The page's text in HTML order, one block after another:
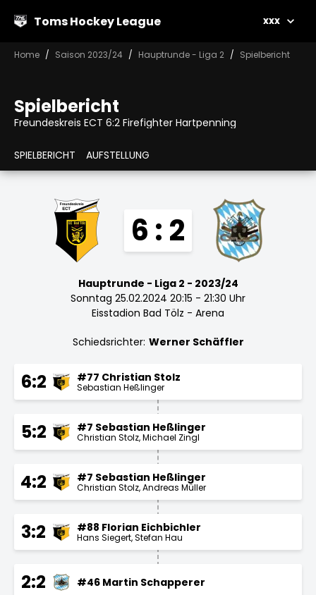
Toms Hockey League xxx
Home Saison 2023/24 Hauptrunde - Liga 2 Spielbericht
Spielbericht
Freundeskreis ECT 6:2 Firefighter Hartpenning
SPIELBERICHT AUFSTELLUNG
6 : 2
Hauptrunde - Liga 2 - 2023/24
Sonntag 25.02.2024 20:15 - 21:30 Uhr
Eisstadion Bad Tölz - Arena
Schiedsrichter: Werner Schäffler
6:2 #77 Christian Stolz
Sebastian Heßlinger
5:2 #7 Sebastian Heßlinger
Christian Stolz Michael Zingl
4:2 #7 Sebastian Heßlinger
Christian Stolz Andreas Müller
3:2 #88 Florian Eichbichler
Hans Siegert Stefan Hau
2:2 #46 Martin Schapperer